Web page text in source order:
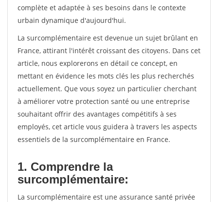
complète et adaptée à ses besoins dans le contexte
urbain dynamique d'aujourd'hui.
La surcomplémentaire est devenue un sujet brûlant en
France, attirant l'intérêt croissant des citoyens. Dans cet
article, nous explorerons en détail ce concept, en
mettant en évidence les mots clés les plus recherchés
actuellement. Que vous soyez un particulier cherchant
à améliorer votre protection santé ou une entreprise
souhaitant offrir des avantages compétitifs à ses
employés, cet article vous guidera à travers les aspects
essentiels de la surcomplémentaire en France.
1. Comprendre la
surcomplémentaire:
La surcomplémentaire est une assurance santé privée